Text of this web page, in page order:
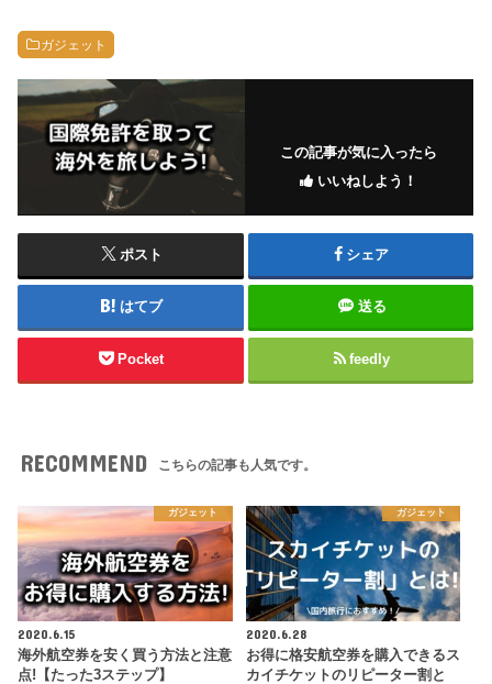
ガジェット
この記事が気に入ったら
いいねしよう！
ポスト シェア
はてブ 送る
Pocket feedly
RECOMMEND こちらの記事も人気です。
ガジェット
2020.6.15
海外航空券を安く買う方法と注意
点!【たった3ステップ】
ガジェット
2020.6.28
お得に格安航空券を購入できるス
カイチケットのリピーター割と